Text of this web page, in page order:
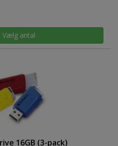
Vælg antal
16GB (3-pack)